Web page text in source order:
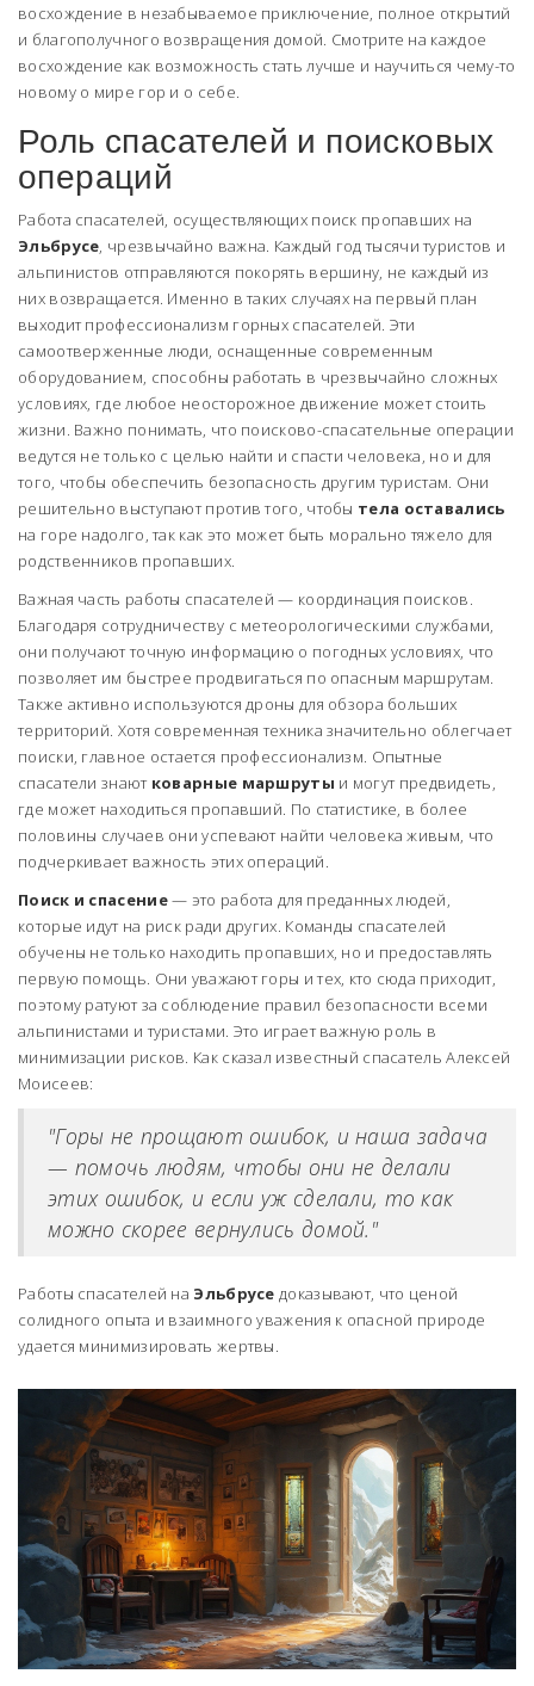
восхождение в незабываемое приключение, полное открытий
и благополучного возвращения домой. Смотрите на каждое
восхождение как возможность стать лучше и научиться чему-то
новому о мире гор и о себе.
Роль спасателей и поисковых
операций
Работа спасателей, осуществляющих поиск пропавших на
Эльбрусе, чрезвычайно важна. Каждый год тысячи туристов и
альпинистов отправляются покорять вершину, не каждый из
них возвращается. Именно в таких случаях на первый план
выходит профессионализм горных спасателей. Эти
самоотверженные люди, оснащенные современным
оборудованием, способны работать в чрезвычайно сложных
условиях, где любое неосторожное движение может стоить
жизни. Важно понимать, что поисково-спасательные операции
ведутся не только с целью найти и спасти человека, но и для
того, чтобы обеспечить безопасность другим туристам. Они
решительно выступают против того, чтобы тела оставались
на горе надолго, так как это может быть морально тяжело для
родственников пропавших.
Важная часть работы спасателей — координация поисков.
Благодаря сотрудничеству с метеорологическими службами,
они получают точную информацию о погодных условиях, что
позволяет им быстрее продвигаться по опасным маршрутам.
Также активно используются дроны для обзора больших
территорий. Хотя современная техника значительно облегчает
поиски, главное остается профессионализм. Опытные
спасатели знают коварные маршруты и могут предвидеть,
где может находиться пропавший. По статистике, в более
половины случаев они успевают найти человека живым, что
подчеркивает важность этих операций.
Поиск и спасение— это работа для преданных людей,
которые идут на риск ради других. Команды спасателей
обучены не только находить пропавших, но и предоставлять
первую помощь. Они уважают горы и тех, кто сюда приходит,
поэтому ратуют за соблюдение правил безопасности всеми
альпинистами и туристами. Это играет важную роль в
минимизации рисков. Как сказал известный спасатель Алексей
Моисеев:
"Горы не прощают ошибок, и наша задача
— помочь людям, чтобы они не делали
этих ошибок, и если уж сделали, то как
можно скорее вернулись домой."
Работы спасателей на Эльбрусе доказывают, что ценой
солидного опыта и взаимного уважения к опасной природе
удается минимизировать жертвы.